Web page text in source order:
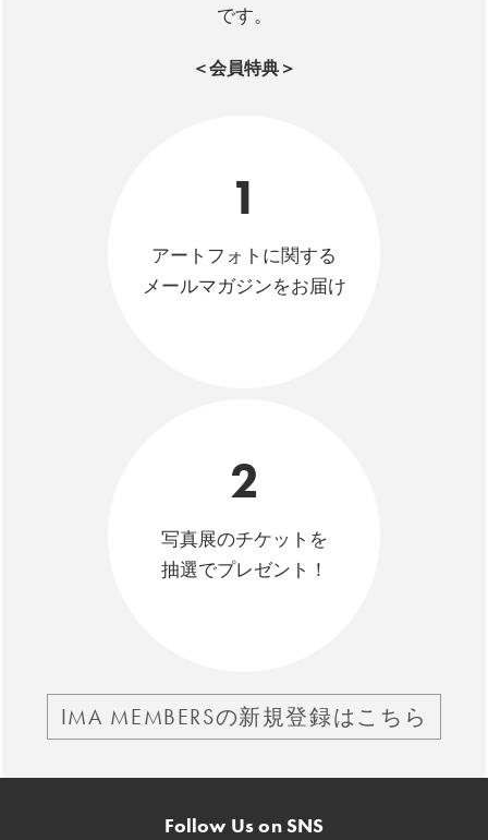
です。
＜会員特典＞
1
アートフォトに関する
メールマガジンをお届け
2
写真展のチケットを
抽選でプレゼント！
IMA MEMBERSの新規登録はこちら
Follow Us on SNS